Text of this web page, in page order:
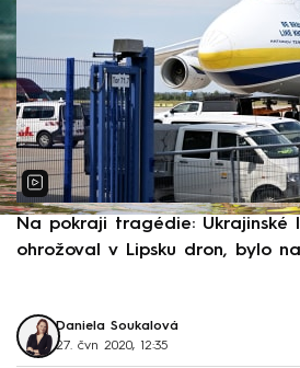
Na pokraji tragédie: Ukrajinské
ohrožoval v Lipsku dron, bylo
Daniela Soukalová
27. čvn 2020, 12:35